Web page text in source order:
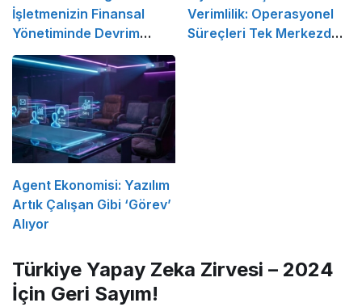
İşletmenizin Finansal
Yönetiminde Devrim
Yaratacak Çözüm
Verimlilik: Operasyonel
Süreçleri Tek Merkezden
Agent Ekonomisi: Yazılım
Artık Çalışan Gibi ‘Görev’
Alıyor
Türkiye Yapay Zeka Zirvesi – 2024
İçin Geri Sayım!